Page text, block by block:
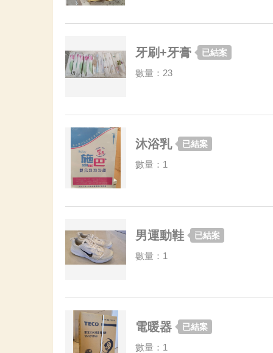
牙刷+牙膏 已結案
數量：23
沐浴乳 已結案
數量：1
男運動鞋 已結案
數量：1
電暖器 已結案
數量：1